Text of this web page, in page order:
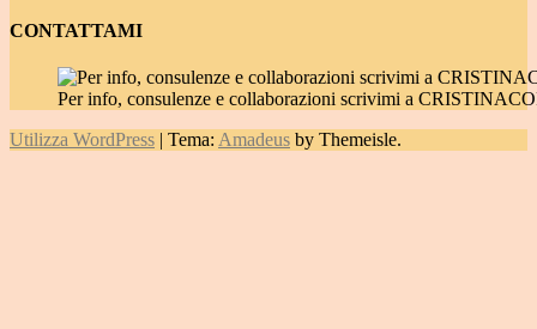
CONTATTAMI
Per info, consulenze e collaborazioni scrivimi a
Utilizza WordPress | Tema: Amadeus by Themeisle.